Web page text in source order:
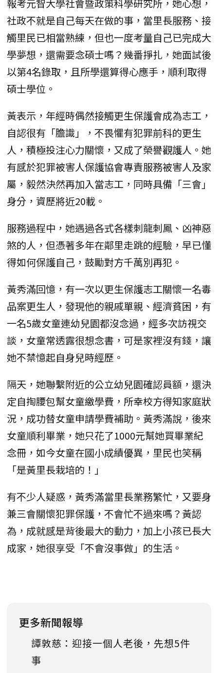
報考元智大學社會暨政策科學研究所，她心想，
社政不就是自己每天在做的事，當里長服務、接
觸里民已相當熟練，但也一度考量自己已完成大
學夢想，還需要念碩士嗎？幾番掙扎，她面試後
以第4名錄取，且所學還算得心應手，順利取得
碩士學位。
黃表示，年經時偶然接觸更生保護會成為志工，
自認很有「膽識」，不畏懼有犯罪前科的更生
人，積極投注心力關懷，又成了榮譽觀護人。她
有感於犯罪被害人保護協會專責服務被害人及家
屬，毅然決然再加入當志工，同時具備「三會」
身分，資歷將近20載。
服務過程中，她遇過各式各樣刺龍刺鳳、凶神惡
煞的人，但憑著多年在鄰里走跳的經驗，早已懂
得如何保護自己，鼓勵對方千萬別再犯。
黃秀滿回憶，有一次以更生保護志工關懷一名毒
品案更生人，發現他的親戚單親、經濟貧困，有
一名5歲女童連幼兒園都沒念過，經多次訪視交
談，女童常透露很想念書，可是家裡沒有錢，讓
她不禁憶起自身兒時經歷。
隔天，她聯繫附近的公立幼兒園確認員額，還決
定自掏腰包幫女童繳學費，所幸校方得知家庭狀
況，成功替女童申請學費補助。黃秀滿說，後來
女童順利畢業，她只花了1000元幫她買畢業紀
念冊，如今女童在國小成績優異，里民也笑稱
「是黃里長栽培的！」
有不少人疑惑，黃秀滿當里長業務繁忙，又要身
兼三會關懷犯罪保護，不會忙不過來嗎？黃認
為，成就感是背後最大的動力，加上小孩已長大
成家，她很享受「不會沒事做」的生活。
更多新聞報導
譚敦慈：迎接一個人老後，先想5件
事